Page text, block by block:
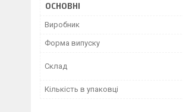
ОСНОВНІ
Виробник
Форма випуску
Склад
Кількість в упаковці